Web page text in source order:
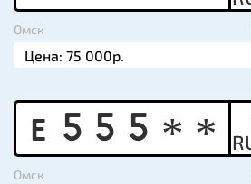
Омск
E 5 5 5 * *
Омск